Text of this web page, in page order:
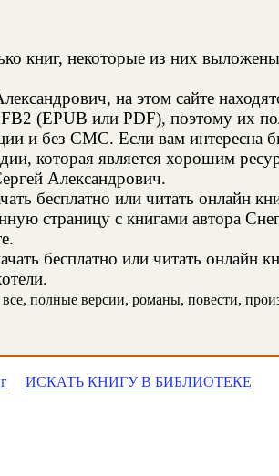
книг, некоторые из них
на этом сайте
(EPUB или PDF), поэтому их
и без СМС. Если вам интересна
которая является хорошим
Александрович.
бесплатно или читать онлайн
страницу с книгами автора
бесплатно или читать онлайн
полные версии, романы, повести,
ИСКАТЬ КНИГУ В БИБЛИОТЕКЕ